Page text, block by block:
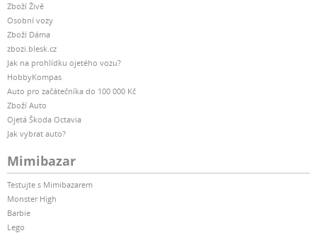
Zboží Živě
Osobní vozy
Zboží Dáma
zbozi.blesk.cz
Jak na prohlídku ojetého vozu?
HobbyKompas
Auto pro začátečníka do 100 000 Kč
Zboží Auto
Ojetá Škoda Octavia
Jak vybrat auto?
Mimibazar
Testujte s Mimibazarem
Monster High
Barbie
Lego